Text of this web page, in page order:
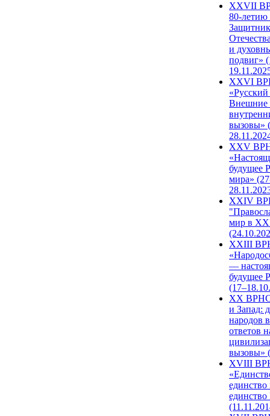
ХХVII
80-
и
подвиг»
XXVI
Внешние
вызовы»
XXV
будущее
мира»
XXIV
мир в
XXIII
—
будущее
XX ВРНС
и Запад:
народов
ответов
вызовы»
XVIII
единство
единство